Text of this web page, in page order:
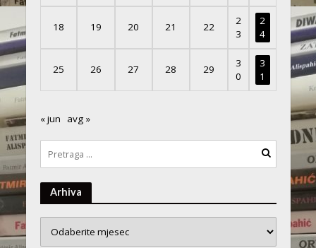
18 19 20 21 22
2
3
2
4
25 26 27 28 29
3
0
3
1
« jun avg »
Arhiva